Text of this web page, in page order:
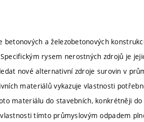
a železobetonových
rysem nerostných zdrojů je
nové alternativní zdroje surovin v
materiálů vykazuje vlastnosti
materiálu do stavebních, konkrétněji
tímto průmyslovým odpadem